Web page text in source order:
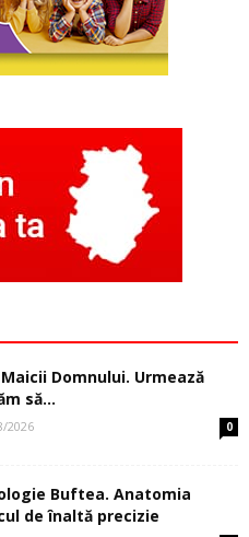
Domnului. Urmează
să...
2026 0
Buftea. Anatomia
de înaltă precizie